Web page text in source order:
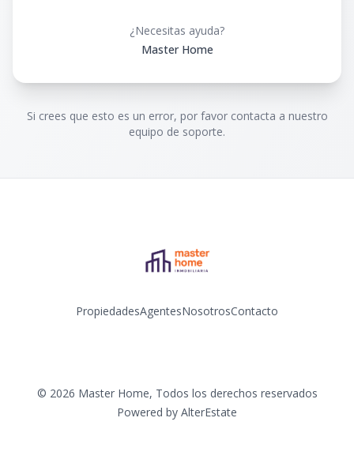
¿Necesitas ayuda?
Master Home
Si crees que esto es un error, por favor contacta a nuestro
equipo de soporte.
PropiedadesAgentesNosotrosContacto
© 2026 Master Home, Todos los derechos reservados
Powered by AlterEstate